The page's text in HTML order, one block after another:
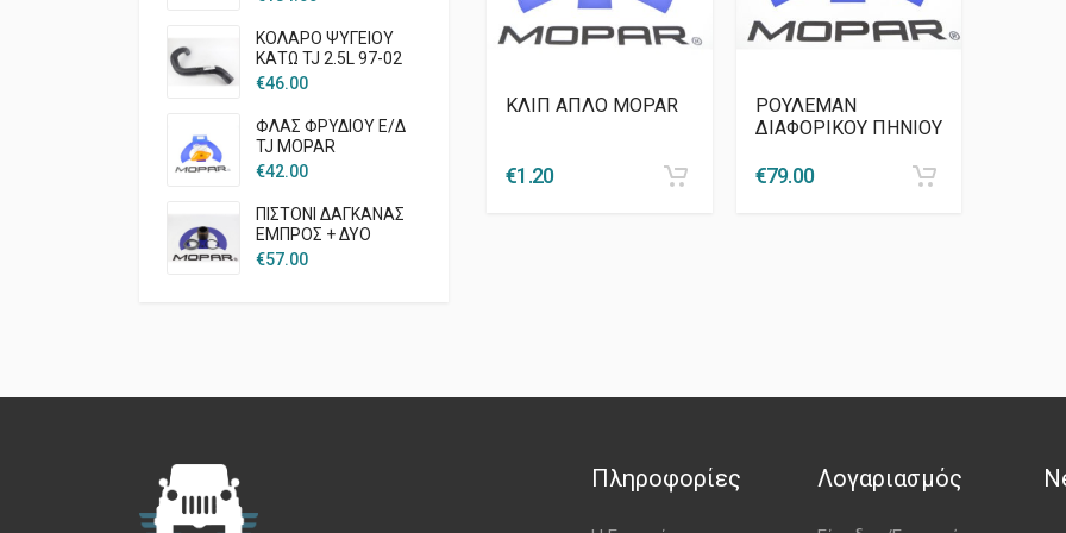
ΚΟΛΑΡΟ ΨΥΓΕΙΟΥ
ΚΑΤΩ TJ 2.5L 97-02
€46.00
ΦΛΑΣ ΦΡΥΔΙΟΥ Ε/Δ
TJ MOPAR
€42.00
ΠΙΣΤΟΝΙ ΔΑΓΚΑΝΑΣ
ΕΜΠΡΟΣ + ΔΥΟ
ΛΑΣΤΙΧΑΚΙΑ JK KK
€57.00
ΚΛΙΠ ΑΠΛΟ MOPAR
€1.20
ΡΟΥΛΕΜΑΝ
ΔΙΑΦΟΡΙΚΟΥ ΠΗΝΙΟΥ
€79.00
Πληροφορίες Λογαριασμός